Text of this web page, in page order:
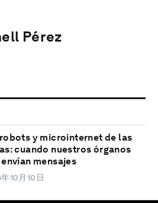
Pérez
y microinternet de las
cuando nuestros órganos
envían mensajes
10月10日